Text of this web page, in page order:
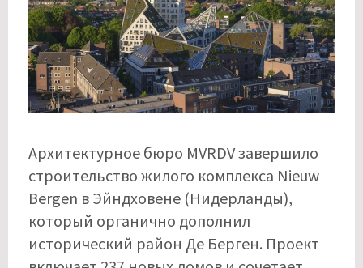
Архитектурное бюро MVRDV завершило
строительство жилого комплекса Nieuw
Bergen в Эйндховене (Нидерланды),
который органично дополнил
исторический район Де Берген. Проект